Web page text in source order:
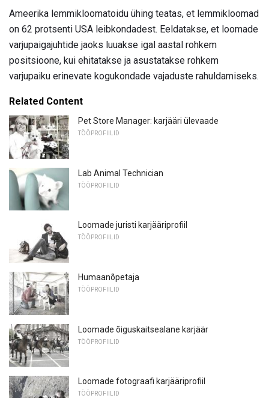
Ameerika lemmikloomatoidu ühing teatas, et lemmikloomad
on 62 protsenti USA leibkondadest. Eeldatakse, et loomade
varjupaigajuhtide jaoks luuakse igal aastal rohkem
positsioone, kui ehitatakse ja asustatakse rohkem
varjupaiku erinevate kogukondade vajaduste rahuldamiseks.
Related Content
Pet Store Manager: karjääri ülevaade
TÖÖPROFIILID
Lab Animal Technician
TÖÖPROFIILID
Loomade juristi karjääriprofiil
TÖÖPROFIILID
Humaanõpetaja
TÖÖPROFIILID
Loomade õiguskaitsealane karjäär
TÖÖPROFIILID
Loomade fotograafi karjääriprofiil
TÖÖPROFIILID